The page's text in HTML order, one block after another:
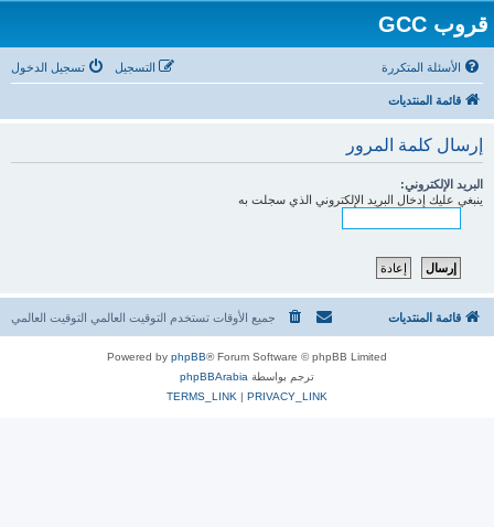
قروب GCC
الأسئلة المتكررة تسجيل الدخول التسجيل
قائمة المنتديات
إرسال كلمة المرور
البريد الإلكتروني:
ينبغي عليك إدخال البريد الإلكتروني الذي سجلت به
قائمة المنتديات جميع الأوقات تستخدم التوقيت العالمي التوقيت العالمي
Powered by phpBB® Forum Software © phpBB Limited
ترجم بواسطة phpBBArabia
PRIVACY_LINK
|
TERMS_LINK